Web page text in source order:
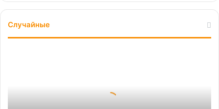
Случайные